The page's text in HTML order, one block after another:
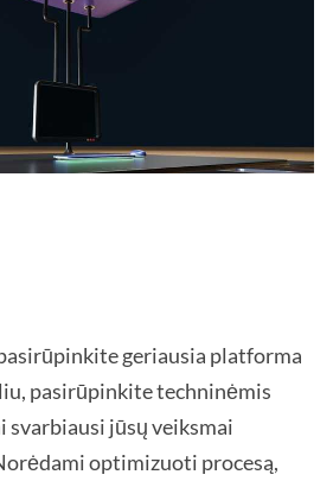
geriausia platforma
pasirūpinkite techninėmis
svarbiausi jūsų veiksmai
optimizuoti procesą,